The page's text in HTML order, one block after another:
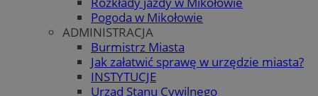
Pogoda w Mikołowie
ADMINISTRACJA
Burmistrz Miasta
Jak załatwić sprawę w urzędzie miasta?
INSTYTUCJE
Urząd Stanu Cywilnego